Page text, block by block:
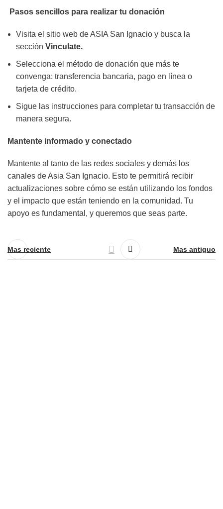
Pasos sencillos para realizar tu donación
Visita el sitio web de ASIA San Ignacio y busca la
sección Vinculate.
Selecciona el método de donación que más te
convenga: transferencia bancaria, pago en línea o
tarjeta de crédito.
Sigue las instrucciones para completar tu transacción de
manera segura.
Mantente informado y conectado
Mantente al tanto de las redes sociales y demás los
canales de Asia San Ignacio. Esto te permitirá recibir
actualizaciones sobre cómo se están utilizando los fondos
y el impacto que están teniendo en la comunidad. Tu
apoyo es fundamental, y queremos que seas parte.
Mas reciente Mas antiguo